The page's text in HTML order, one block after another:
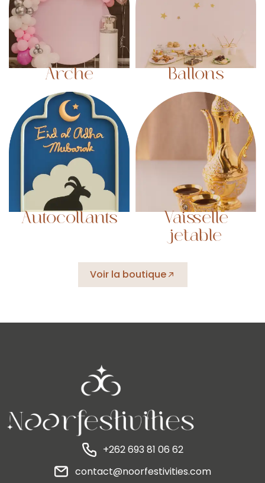
Arche Ballons
Autocollants
Vaisselle
jetable
Voir la boutique
+262 693 81 06 62
contact@noorfestivities.com